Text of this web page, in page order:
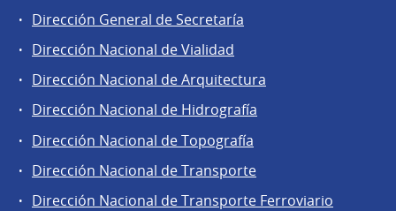
Dirección General de Secretaría
Dirección Nacional de Vialidad
Dirección Nacional de Arquitectura
Dirección Nacional de Hidrografía
Dirección Nacional de Topografía
Dirección Nacional de Transporte
Dirección Nacional de Transporte Ferroviario